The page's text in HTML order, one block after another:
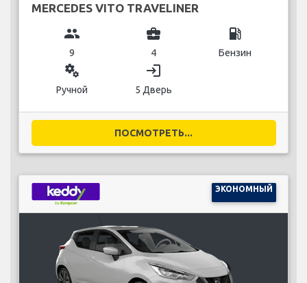
MERCEDES VITO TRAVELINER
group
9
business_center
4
local_gas_station
Бензин
miscellaneous_services
Ручной
login
5 Дверь
ПОСМОТРЕТЬ...
ЭКОНОМНЫЙ